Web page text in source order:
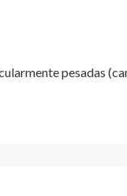
pesadas